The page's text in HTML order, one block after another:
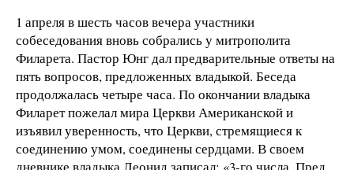
1 апреля в шесть часов вечера участники
собеседования вновь собрались у митрополита
Филарета. Пастор Юнг дал предварительные ответы на
пять вопросов, предложенных владыкой. Беседа
продолжалась четыре часа. По окончании владыка
Филарет пожелал мира Церкви Американской и
изъявил уверенность, что Церкви, стремящиеся к
соединению умом, соединены сердцами. В своем
дневнике владыка Леонид записал: «3-го числа. Пред